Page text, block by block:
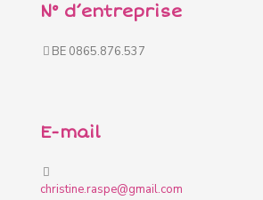
N° d’entreprise
BE 0865.876.537
E-mail
christine.raspe@gmail.com